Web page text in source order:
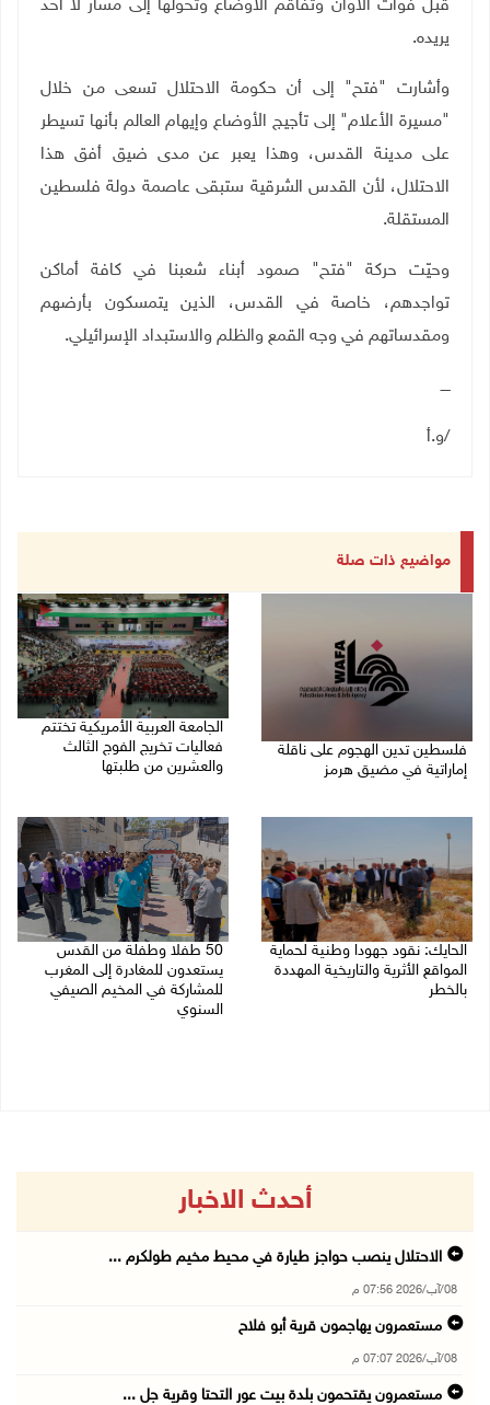
قبل فوات الأوان وتفاقم الأوضاع وتحولها إلى مسار لا أحد
يريده.
وأشارت "فتح" إلى أن حكومة الاحتلال تسعى من خلال
"مسيرة الأعلام" إلى تأجيج الأوضاع وإيهام العالم بأنها تسيطر
على مدينة القدس، وهذا يعبر عن مدى ضيق أفق هذا
الاحتلال، لأن القدس الشرقية ستبقى عاصمة دولة فلسطين
المستقلة.
وحيّت حركة "فتح" صمود أبناء شعبنا في كافة أماكن
تواجدهم، خاصة في القدس، الذين يتمسكون بأرضهم
ومقدساتهم في وجه القمع والظلم والاستبداد الإسرائيلي.
ــــ
/و.أ
مواضيع ذات صلة
فلسطين تدين الهجوم على ناقلة
إماراتية في مضيق هرمز
الجامعة العربية الأمريكية تختتم
فعاليات تخريج الفوج الثالث
والعشرين من طلبتها
الحايك: نقود جهودا وطنية لحماية
المواقع الأثرية والتاريخية المهددة
بالخطر
50 طفلا وطفلة من القدس
يستعدون للمغادرة إلى المغرب
للمشاركة في المخيم الصيفي
السنوي
أحدث الاخبار
الاحتلال ينصب حواجز طيارة في محيط مخيم طولكرم ...
08/آب/2026 07:56 م
مستعمرون يهاجمون قرية أبو فلاح
08/آب/2026 07:07 م
مستعمرون يقتحمون بلدة بيت عور التحتا وقرية جل ...